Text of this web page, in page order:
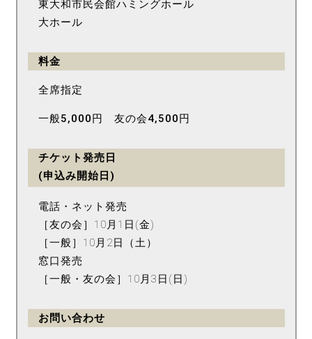
東大和市民会館ハミングホール
大ホール
料金
全席指定
一般5,000円 友の会4,500円
チケット発売日
(申込み開始日)
電話・ネット発売
［友の会］10月1日(金)
［一般］10月2日（土）
窓口発売
［一般・友の会］10月3日(日)
お問い合わせ